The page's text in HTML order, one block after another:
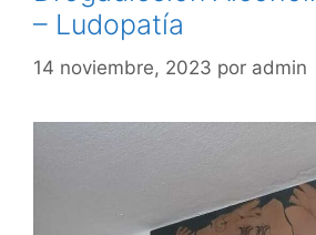
– Ludopatía
14 noviembre, 2023 por admin